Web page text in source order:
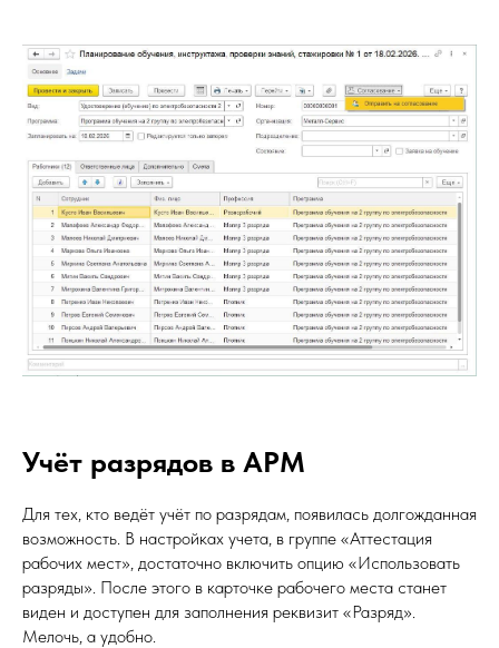
Учёт разрядов в АРМ
Для тех, кто ведёт учёт по разрядам, появилась долгожданная
возможность. В настройках учета, в группе «Аттестация
рабочих мест», достаточно включить опцию «Использовать
разряды». После этого в карточке рабочего места станет
виден и доступен для заполнения реквизит «Разряд».
Мелочь, а удобно.